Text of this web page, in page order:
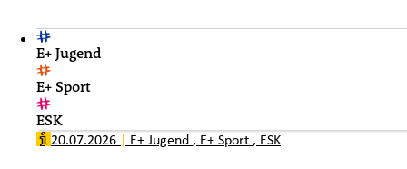
E+ Jugend
E+ Sport
ESK
20.07.2026 | E+ Jugend , E+ Sport , ESK